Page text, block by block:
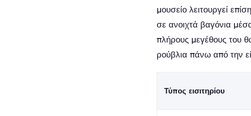
μουσείο λειτουργεί
σε ανοιχτά βαγόνια
πλήρους μεγέθους του
ρούβλια πάνω από την
Τύπος εισιτηρίου